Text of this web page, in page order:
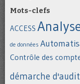
Mots-clefs
ACCESS
de données
Contrôle des
démarche d'audit